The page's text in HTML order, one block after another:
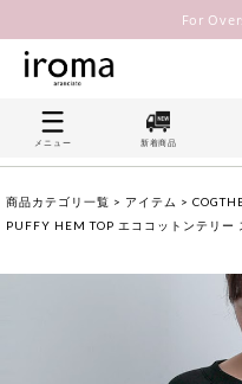
For
メニュー 新着商品
商品カテゴリ一覧 > アイテム >
PUFFY HEM TOP エココットンテリ